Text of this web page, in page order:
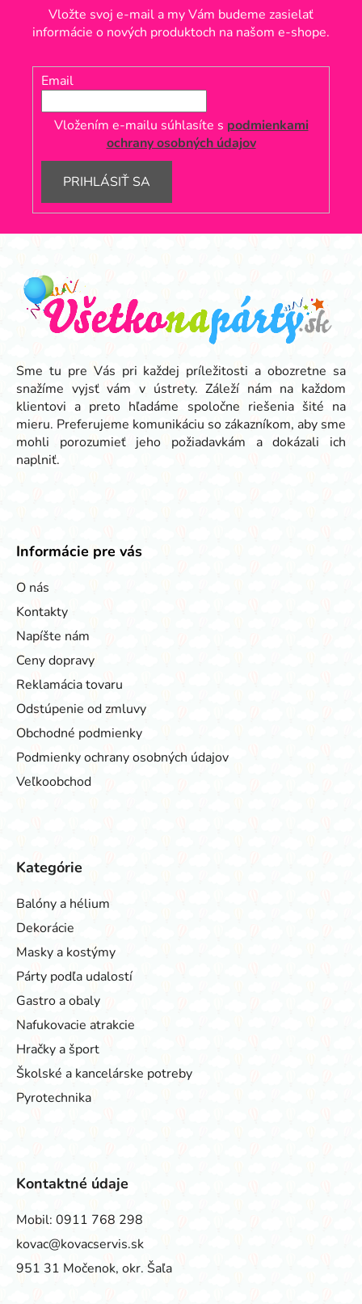
Vložte svoj e-mail a my Vám budeme zasielať
informácie o nových produktoch na našom e-shope.
Email
Vložením e-mailu súhlasíte s podmienkami
ochrany osobných údajov
PRIHLÁSIŤ SA
Z
Sme tu pre Vás pri každej príležitosti a obozretne sa
snažíme vyjsť vám v ústrety. Záleží nám na každom
klientovi a preto hľadáme spoločne riešenia šité na
mieru. Preferujeme komunikáciu so zákazníkom, aby sme
mohli porozumieť jeho požiadavkám a dokázali ich
naplniť.
Informácie pre vás
O nás
Kontakty
Napíšte nám
Ceny dopravy
Reklamácia tovaru
Odstúpenie od zmluvy
Obchodné podmienky
Podmienky ochrany osobných údajov
Veľkoobchod
Kategórie
Balóny a hélium
Dekorácie
Masky a kostýmy
Párty podľa udalostí
Gastro a obaly
Nafukovacie atrakcie
Hračky a šport
Školské a kancelárske potreby
Pyrotechnika
Kontaktné údaje
Mobil: 0911 768 298
kovac@kovacservis.sk
951 31 Močenok, okr. Šaľa